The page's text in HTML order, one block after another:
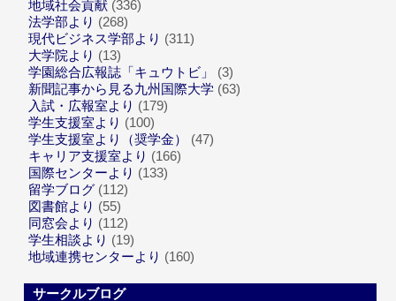
地域社会貢献 (336)
法学部より (268)
現代ビジネス学部より (311)
大学院より (13)
学園総合広報誌「キュウトビ」
(3)
新聞記事から見る九州国際大学 (63)
入試・広報室より (179)
学生支援室より (100)
学生支援室より（奨学金）
(47)
キャリア支援室より (166)
国際センターより (133)
留学ブログ (112)
図書館より (55)
同窓会より (112)
学生相談より (19)
地域連携センターより (160)
サークルブログ